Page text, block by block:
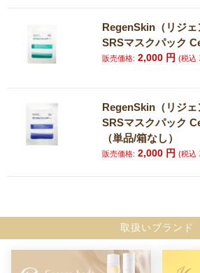
RegenSkin（リジェ
SRSマスクパック
販売価格: 2,000 円(税込
RegenSkin（リジェ
SRSマスクパック
（単品/箱なし）
販売価格: 2,000 円(税込
取扱いブランド